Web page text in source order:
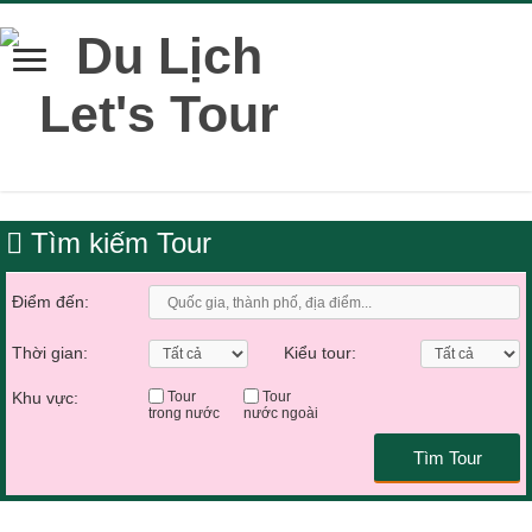
Tìm kiếm Tour
Điểm đến:
Thời gian: Kiểu tour:
Khu vực:
Tour
trong nước
Tour
nước ngoài
Tìm Tour